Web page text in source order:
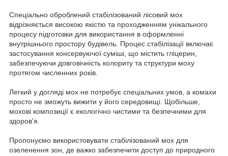
Спеціально оброблений стабілізований лісовий мох
відрізняється високою якістю та проходженням унікального
процесу підготовки для використання в оформленні
внутрішнього простору будівель. Процес стабілізації включає
застосування консервуючої суміші, що містить гліцерин,
забезпечуючи довговічність колориту та структури моху
протягом численних років.
Легкий у догляді мох не потребує спеціальних умов, а комахи
просто не зможуть вижити у його середовищі. Щобільше,
мохові композиції є екологічно чистими та безпечними для
здоров'я.
Пропонуємо використовувати стабілізований мох для
озеленення зон, де важко забезпечити доступ до природного